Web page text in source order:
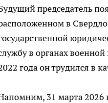
председатель
в
в органах
года он трудился в
31 марта 2026